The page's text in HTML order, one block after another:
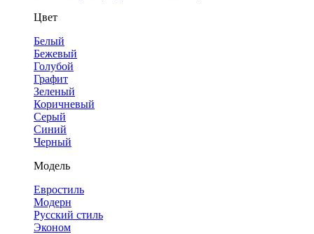
Цвет
Белый
Бежевый
Голубой
Графит
Зеленый
Коричневый
Серый
Синий
Черный
Модель
Евростиль
Модерн
Русский стиль
Эконом